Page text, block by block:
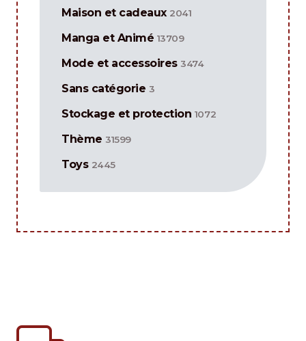
Maison et cadeaux 2041
Manga et Animé 13709
Mode et accessoires 3474
Sans catégorie 3
Stockage et protection 1072
Thème 31599
Toys 2445